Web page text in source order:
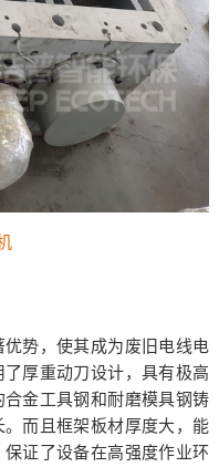
势，使其成为废旧电线电
厚重动刀设计，具有极高
金工具钢和耐磨模具钢铸
而且框架板材厚度大，能
证了设备在高强度作业环